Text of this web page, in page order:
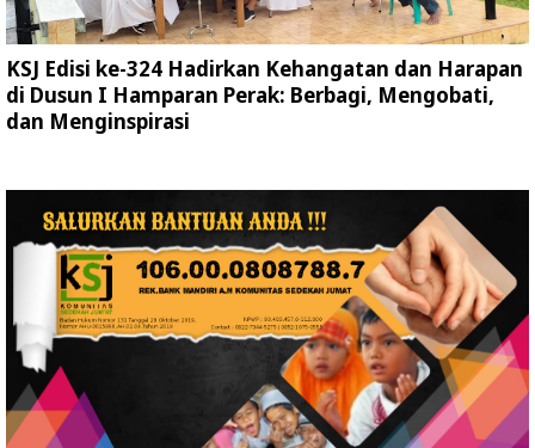
KSJ Edisi ke-324 Hadirkan Kehangatan dan Harapan
di Dusun I Hamparan Perak: Berbagi, Mengobati,
dan Menginspirasi